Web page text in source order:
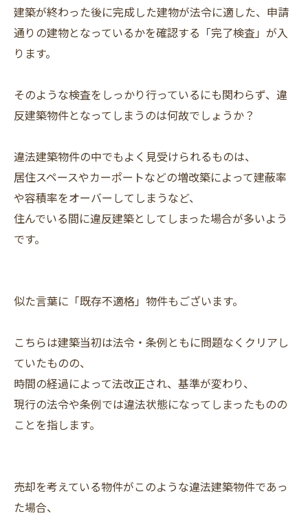
建築が終わった後に完成した建物が法令に適した、申請
通りの建物となっているかを確認する「完了検査」が入
ります。
そのような検査をしっかり行っているにも関わらず、違
反建築物件となってしまうのは何故でしょうか？
違法建築物件の中でもよく見受けられるものは、
居住スペースやカーポートなどの増改築によって建蔽率
や容積率をオーバーしてしまうなど、
住んでいる間に違反建築としてしまった場合が多いよう
です。
似た言葉に「既存不適格」物件もございます。
こちらは建築当初は法令・条例ともに問題なくクリアし
ていたものの、
時間の経過によって法改正され、基準が変わり、
現行の法令や条例では違法状態になってしまったものの
ことを指します。
売却を考えている物件がこのような違法建築物件であっ
た場合、